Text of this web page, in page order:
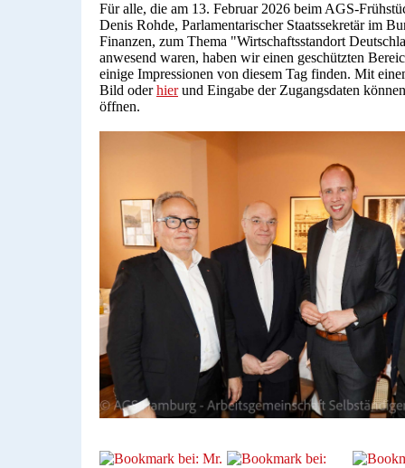
Für alle, die am 13. Februar 2026 beim AGS-
Denis Rohde, Parlamentarischer Staatssekretär im
Finanzen, zum Thema "Wirtschaftsstandort
anwesend waren, haben wir einen geschützten
einige Impressionen von diesem Tag finden. Mit
Bild oderhierund Eingabe der Zugangsdaten
öffnen.